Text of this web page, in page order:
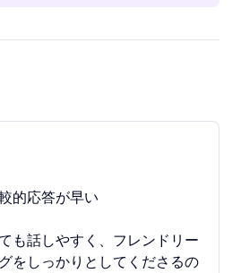
的応答が早い
も話しやすく、フレンドリー
をしっかりとしてくださるの